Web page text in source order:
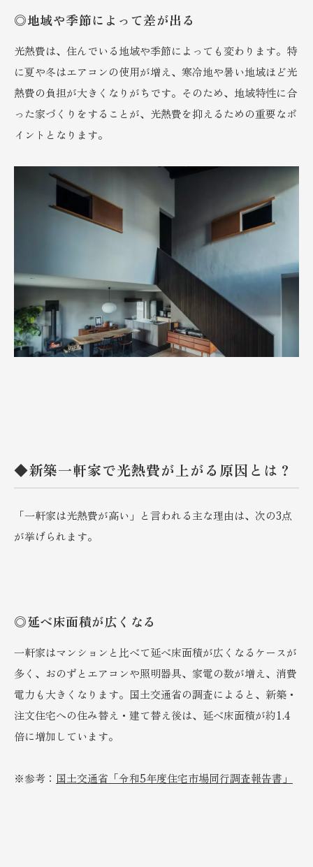
◎地域や季節によって差が出る
光熱費は、住んでいる地域や季節によっても変わります。特
に夏や冬はエアコンの使用が増え、寒冷地や暑い地域ほど光
熱費の負担が大きくなりがちです。そのため、地域特性に合
った家づくりをすることが、光熱費を抑えるための重要なポ
イントとなります。
◆新築一軒家で光熱費が上がる原因とは？
「一軒家は光熱費が高い」と言われる主な理由は、次の3点
が挙げられます。
◎延べ床面積が広くなる
一軒家はマンションと比べて延べ床面積が広くなるケースが
多く、おのずとエアコンや照明器具、家電の数が増え、消費
電力も大きくなります。国土交通省の調査によると、新築・
注文住宅への住み替え・建て替え後は、延べ床面積が約1.4
倍に増加しています。
※参考： 国土交通省「令和5年度住宅市場同行調査報告書」